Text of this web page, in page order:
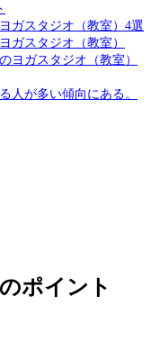
ガスタジオ（教室）4選
ガスタジオ（教室）
ヨガスタジオ（教室）
人が多い傾向にある。
ポイント